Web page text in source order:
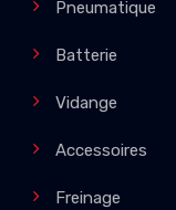
Pneumatique
Batterie
Vidange
Accessoires
Freinage